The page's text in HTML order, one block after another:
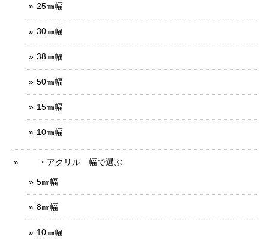
25㎜幅
30㎜幅
38㎜幅
50㎜幅
15㎜幅
10㎜幅
・アクリル 幅で選ぶ
5㎜幅
8㎜幅
10㎜幅